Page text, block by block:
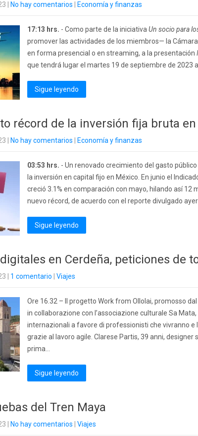
No hay comentarios Economía y finanzas
17:13 hrs. - Como parte de la iniciativa Un socio para
promover las actividades de los miembros— la
en forma presencial o en streaming, a la presentación
que tendrá lugar el martes 19 de septiembre de 2023
Sigue leyendo
récord de la inversión fija bruta
No hay comentarios Economía y finanzas
03:53 hrs. - Un renovado crecimiento del gasto
la inversión en capital fijo en México. En junio el
creció 3.1% en comparación con mayo, hilando así 12
nuevo récord, de acuerdo con el reporte divulgado
Sigue leyendo
en Cerdeña, peticiones de
1 comentario Viajes
Ore 16.32 – Il progetto Work from Ollolai, promosso
in collaborazione con l’associazione culturale Sa
internazionali a favore di professionisti che vivranno
grazie al lavoro agile. Clarese Partis, 39 anni, designer
prima…
Sigue leyendo
del Tren Maya
No hay comentarios Viajes